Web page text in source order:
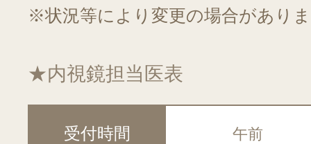
※状況等により変更の場合があり
★内視鏡担当医表
受付時間 午前